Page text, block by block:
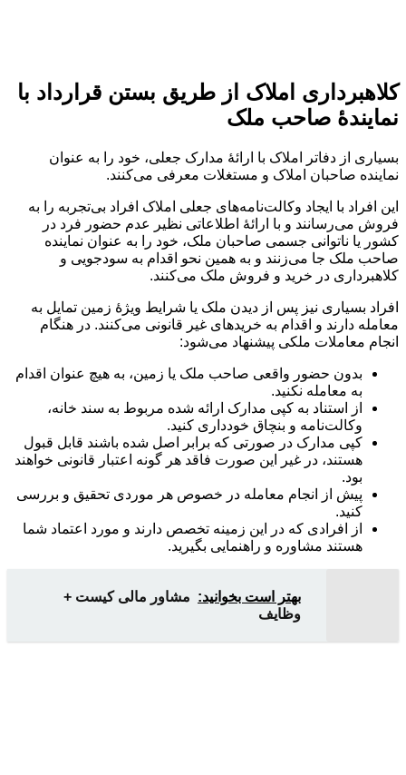
کلاهبرداری املاک از طریق بستن قرارداد با
نمایندۀ صاحب ملک
بسیاری از دفاتر املاک با ارائۀ مدارک جعلی، خود را به عنوان
نماینده صاحبان املاک و مستغلات معرفی می‌کنند.
این افراد با ایجاد وکالت‌نامه‌های جعلی املاک افراد بی‌‌تجربه را به
فروش می‌رسانند و با ارائۀ اطلاعاتی نظیر عدم حضور فرد در
کشور یا ناتوانی‌ جسمی صاحبان ملک، خود را به عنوان نماینده
صاحب ملک جا می‌زنند و به همین نحو اقدام به سودجویی و
کلاهبرداری در خرید و فروش ملک می‌کنند.
افراد بسیاری نیز پس از دیدن ملک یا شرایط ویژۀ زمین تمایل به
معامله دارند و اقدام به خریدهای غیر قانونی می‌کنند. در هنگام
انجام معاملات ملکی پیشنهاد می‌شود:
بدون حضور واقعی صاحب ملک یا زمین، به هیچ عنوان اقدام
به معامله نکنید.
از استناد به کپی مدارک ارائه شده مربوط به سند خانه،
وکالت‌نامه و بنچاق خودداری کنید.
کپی مدارک در صورتی که برابر اصل شده باشند قابل قبول
هستند، در غیر این صورت فاقد هر گونه اعتبار قانونی خواهند
بود.
پیش از انجام معامله در خصوص هر موردی تحقیق و بررسی
کنید.
از افرادی که در این زمینه تخصص دارند و مورد اعتماد شما
هستند مشاوره و راهنمایی بگیرید.
بهتر است بخوانید: مشاور مالی کیست +
وظایف